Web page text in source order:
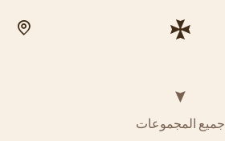
جميع المجموعات